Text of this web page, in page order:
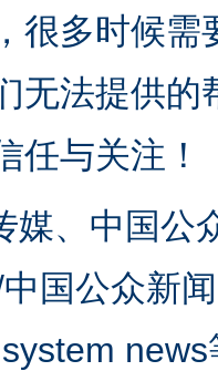
很多时候
无法提供
任与关注！
媒、中国公
国公众新